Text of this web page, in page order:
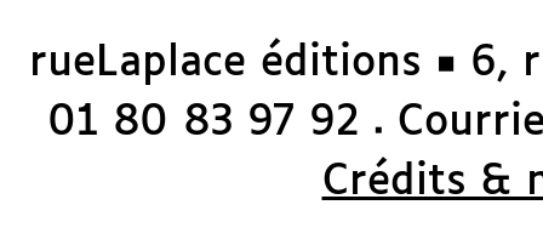
rueLaplace éditions ◼ 6,
01 80 83 97 92
◼
Crédits &